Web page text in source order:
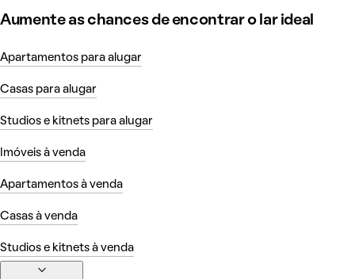
Aumente as chances de encontrar o lar ideal
Apartamentos para alugar
Casas para alugar
Studios e kitnets para alugar
Imóveis à venda
Apartamentos à venda
Casas à venda
Studios e kitnets à venda